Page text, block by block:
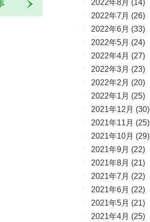
2022年8月 (14)
2022年7月 (26)
2022年6月 (33)
2022年5月 (24)
2022年4月 (27)
2022年3月 (23)
2022年2月 (20)
2022年1月 (25)
2021年12月 (30)
2021年11月 (25)
2021年10月 (29)
2021年9月 (22)
2021年8月 (21)
2021年7月 (22)
2021年6月 (22)
2021年5月 (21)
2021年4月 (25)